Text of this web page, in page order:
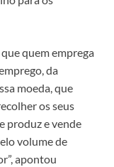
quem emprega
da
moeda, que
os seus
produz e vende
volume de
apontou